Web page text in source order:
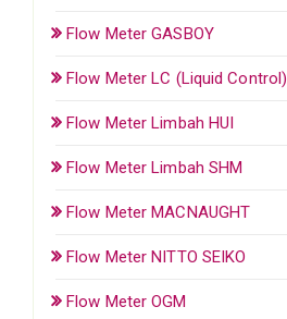
Flow Meter GASBOY
Flow Meter LC (Liquid Control)
Flow Meter Limbah HUI
Flow Meter Limbah SHM
Flow Meter MACNAUGHT
Flow Meter NITTO SEIKO
Flow Meter OGM